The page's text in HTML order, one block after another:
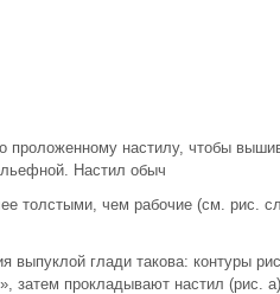
проложенному настилу, чтобы
Настил обыч
толстыми, чем рабочие (см. рис.
выпуклой глади такова: контуры
затем прокладывают настил (рис.